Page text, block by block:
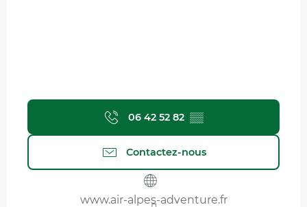
06 42 52 82 ▒▒
Contactez-nous
www.air-alpes-adventure.fr